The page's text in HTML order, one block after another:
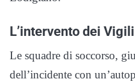
L’intervento dei
Le squadre di soccorso,
dell’incidente con